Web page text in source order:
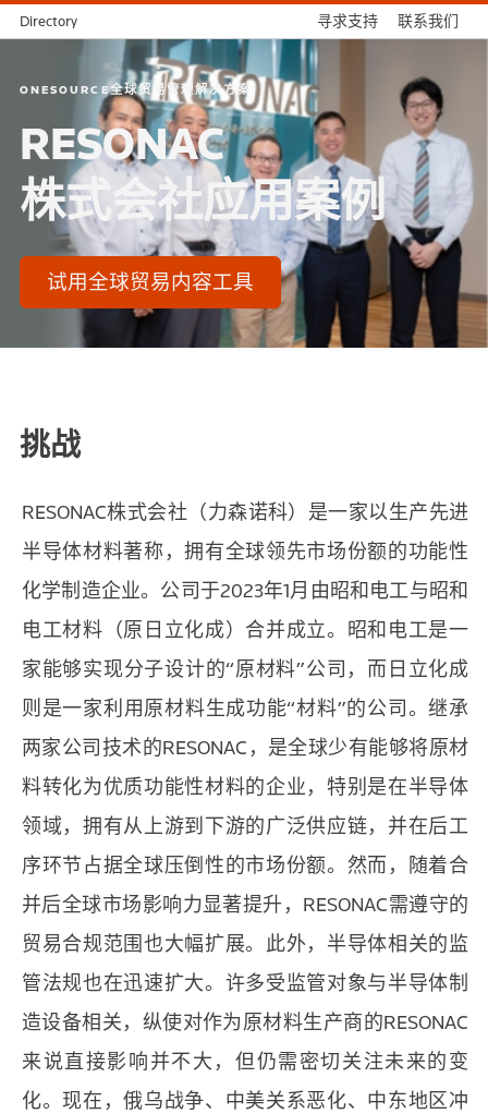
Directory 寻求支持 联系我们
ONESOURCE全球贸易管理解决方案
RESONAC
株式会社应用案例
试用全球贸易内容工具
挑战
RESONAC株式会社（力森诺科）是一家以生产先进
半导体材料著称，拥有全球领先市场份额的功能性
化学制造企业。公司于2023年1月由昭和电工与昭和
电工材料（原日立化成）合并成立。昭和电工是一
家能够实现分子设计的“原材料”公司，而日立化成
则是一家利用原材料生成功能“材料”的公司。继承
两家公司技术的RESONAC，是全球少有能够将原材
料转化为优质功能性材料的企业，特别是在半导体
领域，拥有从上游到下游的广泛供应链，并在后工
序环节占据全球压倒性的市场份额。然而，随着合
并后全球市场影响力显著提升，RESONAC需遵守的
贸易合规范围也大幅扩展。此外，半导体相关的监
管法规也在迅速扩大。许多受监管对象与半导体制
造设备相关，纵使对作为原材料生产商的RESONAC
来说直接影响并不大，但仍需密切关注未来的变
化。现在，俄乌战争、中美关系恶化、中东地区冲